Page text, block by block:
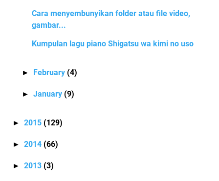
Cara menyembunyikan folder atau file video,
gambar...
Kumpulan lagu piano Shigatsu wa kimi no uso
► February (4)
►January (9)
► 2015 (129)
► 2014 (66)
► 2013 (3)